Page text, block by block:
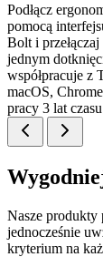
Podłącz
pomocą
Bolt i
jednym
współpracuje z
macOS,
pracy 3 lat
Nasze produkty
jednocześnie
kryterium na